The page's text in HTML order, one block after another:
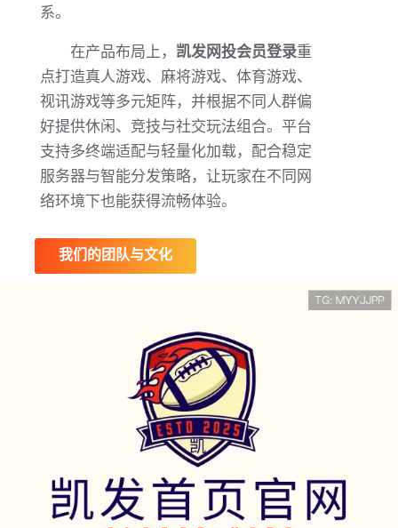
系。
在产品布局上， 凯发网投会员登录重
点打造真人游戏、麻将游戏、体育游戏、
视讯游戏等多元矩阵，并根据不同人群偏
好提供休闲、竞技与社交玩法组合。平台
支持多终端适配与轻量化加载，配合稳定
服务器与智能分发策略，让玩家在不同网
络环境下也能获得流畅体验。
我们的团队与文化